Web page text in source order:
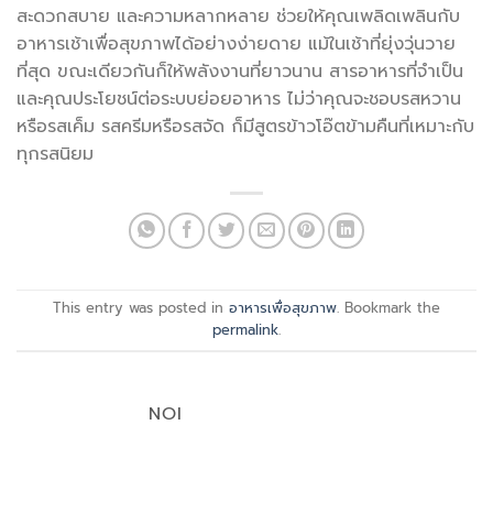
สะดวกสบาย และความหลากหลาย ช่วยให้คุณเพลิดเพลินกับ
อาหารเช้าเพื่อสุขภาพได้อย่างง่ายดาย แม้ในเช้าที่ยุ่งวุ่นวาย
ที่สุด ขณะเดียวกันก็ให้พลังงานที่ยาวนาน สารอาหารที่จำเป็น
และคุณประโยชน์ต่อระบบย่อยอาหาร ไม่ว่าคุณจะชอบรสหวาน
หรือรสเค็ม รสครีมหรือรสจัด ก็มีสูตรข้าวโอ๊ตข้ามคืนที่เหมาะกับ
ทุกรสนิยม
This entry was posted in อาหารเพื่อสุขภาพ. Bookmark the
permalink.
NOI